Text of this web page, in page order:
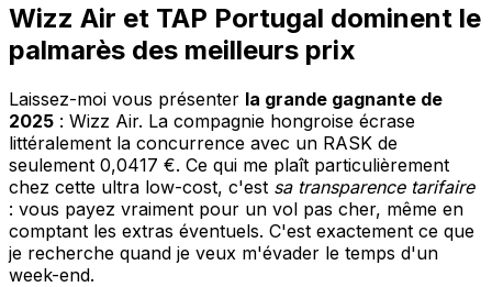
Wizz Air et TAP Portugal dominent le
palmarès des meilleurs prix
Laissez-moi vous présenter la grande gagnante de
2025 : Wizz Air. La compagnie hongroise écrase
littéralement la concurrence avec un RASK de
seulement 0,0417 €. Ce qui me plaît particulièrement
chez cette ultra low-cost, c'est sa transparence tarifaire
: vous payez vraiment pour un vol pas cher, même en
comptant les extras éventuels. C'est exactement ce que
je recherche quand je veux m'évader le temps d'un
week-end.